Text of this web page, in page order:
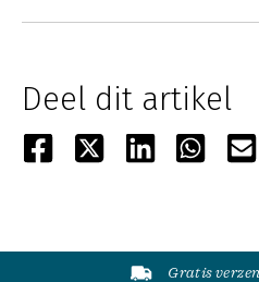
Deel dit artikel
Gratis